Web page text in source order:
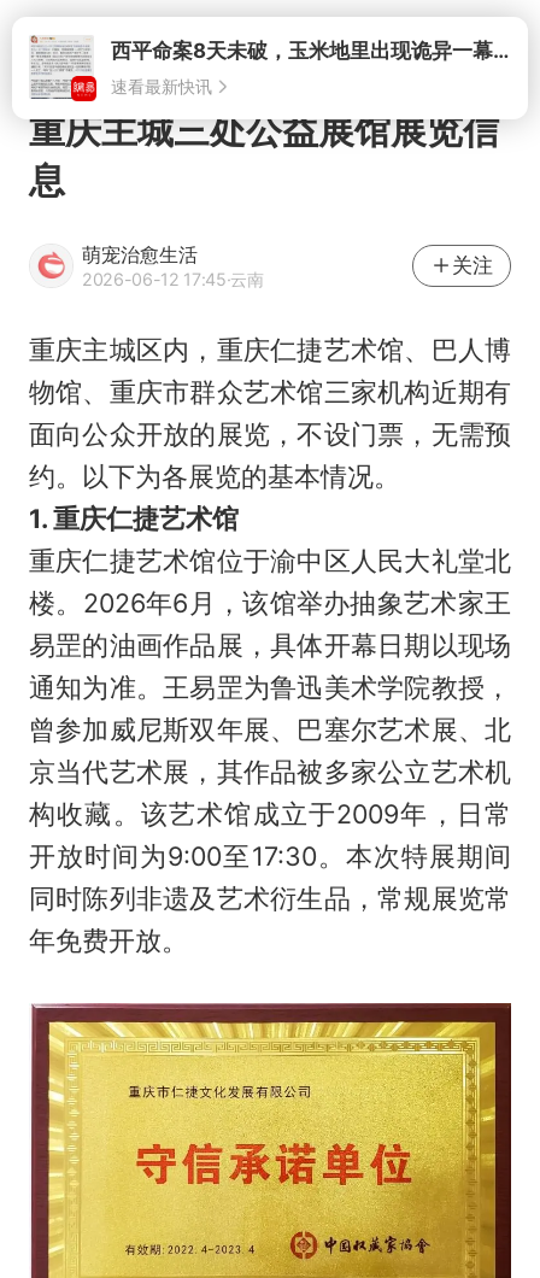
打开西平命案8天未破，玉米地里出现诡异一幕，我突然想起了欧金中
速看最新快讯
重庆主城三处公益展馆展览信
息
萌宠治愈生活
2026-06-12 17:45·云南
关注
重庆主城区内，重庆仁捷艺术馆、巴人博
物馆、重庆市群众艺术馆三家机构近期有
面向公众开放的展览，不设门票，无需预
约。以下为各展览的基本情况。
1. 重庆仁捷艺术馆
重庆仁捷艺术馆位于渝中区人民大礼堂北
楼。2026年6月，该馆举办抽象艺术家王
易罡的油画作品展，具体开幕日期以现场
通知为准。王易罡为鲁迅美术学院教授，
曾参加威尼斯双年展、巴塞尔艺术展、北
京当代艺术展，其作品被多家公立艺术机
构收藏。该艺术馆成立于2009年，日常
开放时间为9:00至17:30。本次特展期间
同时陈列非遗及艺术衍生品，常规展览常
年免费开放。